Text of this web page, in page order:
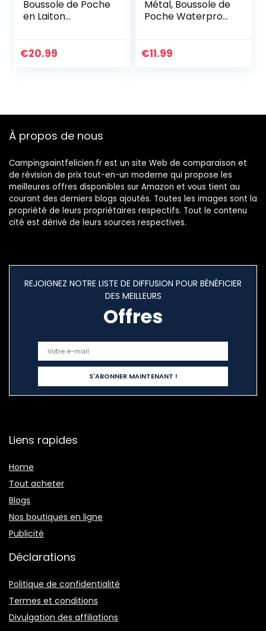
Boussole de Poche
en Laiton
Fonctionnelle,
étui en Cuir.
€20.99
Métal, Boussole de
Poche Waterproof
Randonnée
€11.99
À propos de nous
Campingsaintfelicien.fr est un site Web de comparaison et
de révision de prix tout-en-un moderne qui propose les
meilleures offres disponibles sur Amazon et vous tient au
courant des derniers blogs ajoutés. Toutes les images sont la
propriété de leurs propriétaires respectifs. Tout le contenu
cité est dérivé de leurs sources respectives.
REJOIGNEZ NOTRE LISTE DE DIFFUSION POUR BÉNÉFICIER
DES MEILLEURS
Offres
Liens rapides
Home
Tout acheter
Blogs
Nos boutiques en ligne
Publicité
Déclarations
Politique de confidentialité
Termes et conditions
Divulgation des affiliations